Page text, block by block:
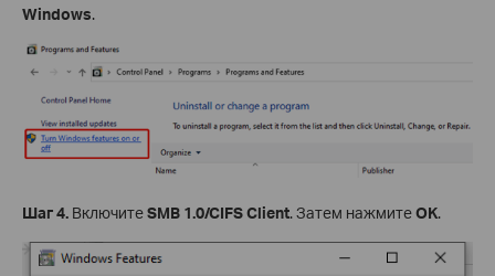
Windows.
Шаг 4. ВключитеSMB 1.0/CIFS Client. Затем нажмитеOK.